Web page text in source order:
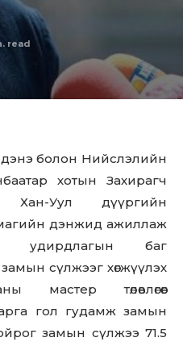
read
болон Нийслэлийн
хотын Захирагч
Хан-Уул дүүргийн
дэнжид ажиллаж
удирдлагын баг
сүлжээг хөгжүүлэх
төлөвлөгөөг
гол гудамж замын
замын сүлжээ 71.5